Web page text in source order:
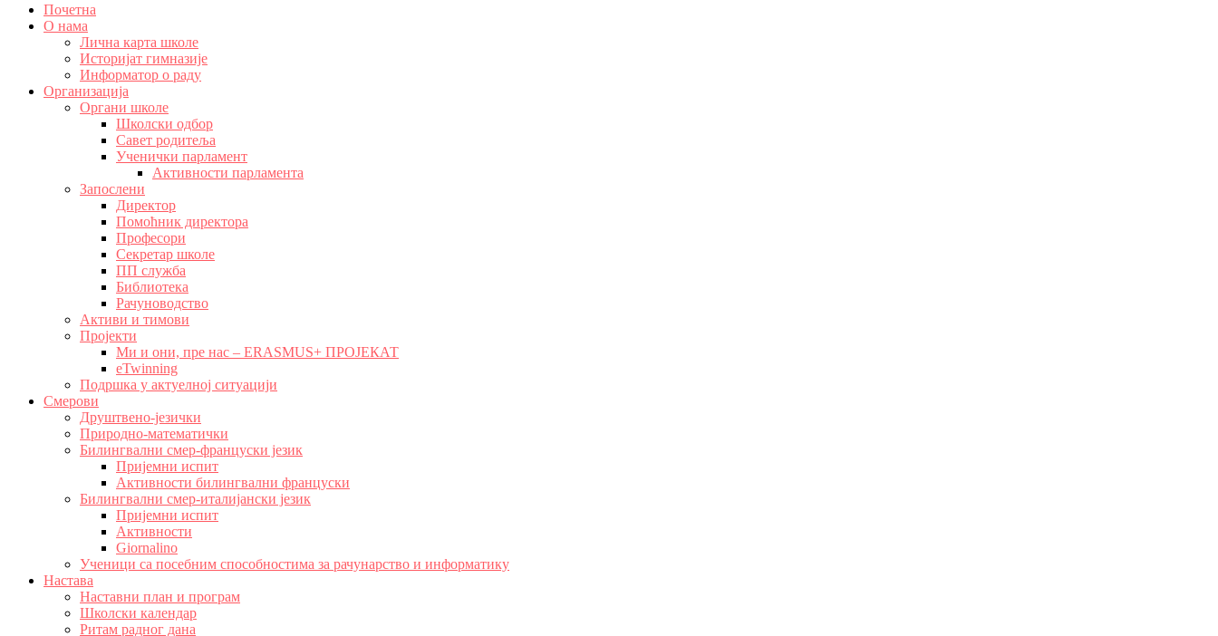
Почетна
О нама
Лична карта школе
Историјат гимназије
Информатор о раду
Организација
Органи школе
Школски одбор
Савет родитеља
Ученички парламент
Активности парламента
Запослени
Директор
Помоћник директора
Професори
Секретар школе
ПП служба
Библиотека
Рачуноводство
Активи и тимови
Пројекти
Ми и они, пре нас – ERASMUS+ ПРОЈЕКАТ
eTwinning
Подршка у актуелној ситуацији
Смерови
Друштвено-језички
Природно-математички
Билингвални смер-француски језик
Пријемни испит
Активности билингвални француски
Билингвални смер-италијански језик
Пријемни испит
Активности
Giornalino
Ученици са посебним способностима за рачунарство и информатику
Настава
Наставни план и програм
Школски календар
Ритам радног дана